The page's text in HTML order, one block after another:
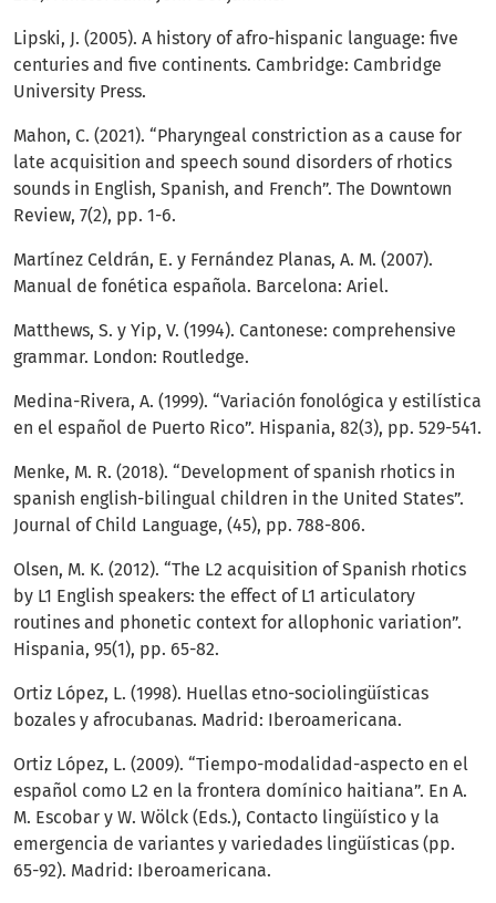
Lipski, J. (2005). A history of afro-hispanic language: five
centuries and five continents. Cambridge: Cambridge
University Press.
Mahon, C. (2021). “Pharyngeal constriction as a cause for
late acquisition and speech sound disorders of rhotics
sounds in English, Spanish, and French”. The Downtown
Review, 7(2), pp. 1-6.
Martínez Celdrán, E. y Fernández Planas, A. M. (2007).
Manual de fonética española. Barcelona: Ariel.
Matthews, S. y Yip, V. (1994). Cantonese: comprehensive
grammar. London: Routledge.
Medina-Rivera, A. (1999). “Variación fonológica y estilística
en el español de Puerto Rico”. Hispania, 82(3), pp. 529-541.
Menke, M. R. (2018). “Development of spanish rhotics in
spanish english-bilingual children in the United States”.
Journal of Child Language, (45), pp. 788-806.
Olsen, M. K. (2012). “The L2 acquisition of Spanish rhotics
by L1 English speakers: the effect of L1 articulatory
routines and phonetic context for allophonic variation”.
Hispania, 95(1), pp. 65-82.
Ortiz López, L. (1998). Huellas etno-sociolingüísticas
bozales y afrocubanas. Madrid: Iberoamericana.
Ortiz López, L. (2009). “Tiempo-modalidad-aspecto en el
español como L2 en la frontera domínico haitiana”. En A.
M. Escobar y W. Wölck (Eds.), Contacto lingüístico y la
emergencia de variantes y variedades lingüísticas (pp.
65-92). Madrid: Iberoamericana.